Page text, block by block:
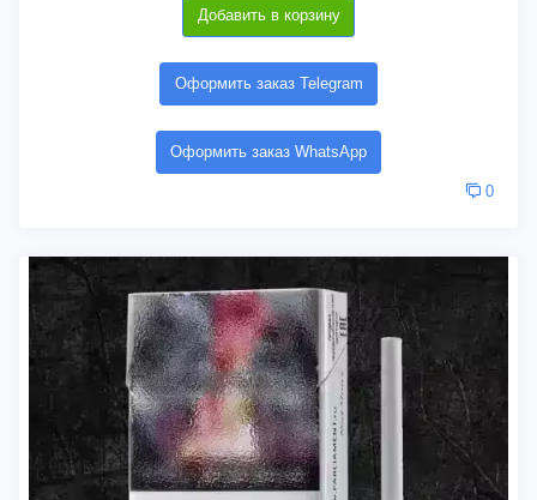
Добавить в корзину
Оформить заказ Telegram
Оформить заказ WhatsApp
0